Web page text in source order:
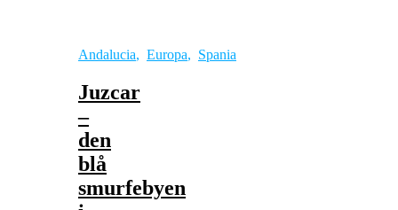
Andalucia, Europa, Spania
Juzcar
–
den
blå
smurfebyen